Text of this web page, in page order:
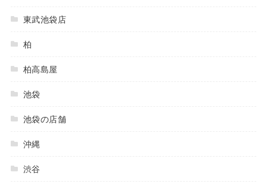
東武池袋店
柏
柏高島屋
池袋
池袋の店舗
沖縄
渋谷